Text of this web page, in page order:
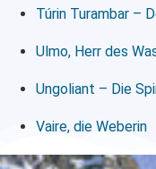
Túrin Turambar –
Ulmo, Herr des
Ungoliant – Die
Vaire, die Weberin